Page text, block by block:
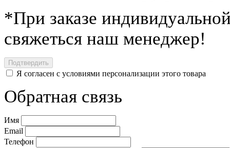
*При заказе
свяжеться наш менеджер!
Я согласен с условиями персонализации этого товара
Обратная связь
Имя
Email
Телефон